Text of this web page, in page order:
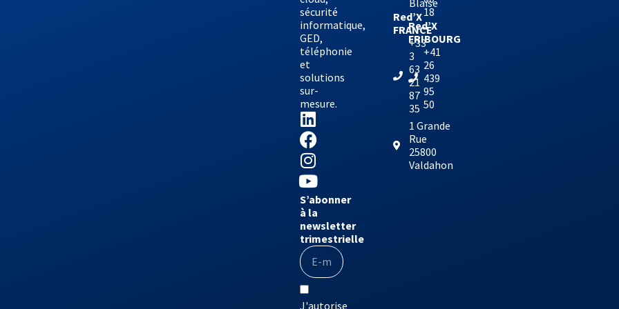
sécurité
informatique,
GED,
téléphonie
et
solutions
sur-
mesure.
S’abonner
à la
newsletter
trimestrielle
J'autorise
Blaise
Red’X
FRANCE
+33
3
63
21
87
35
1 Grande
Rue
25800
Valdahon
18
Red’X
FRIBOURG
+41
26
439
95
50